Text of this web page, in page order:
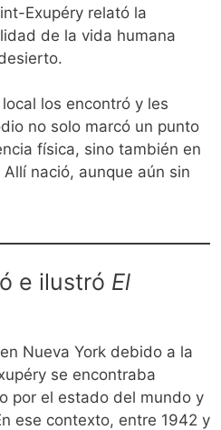
Exupéry relató la
de la vida humana
los encontró y les
no solo marcó un punto
física, sino también en
nació, aunque aún sin
e ilustró El
Nueva York debido a la
se encontraba
por el estado del mundo y
ese contexto, entre 1942 y